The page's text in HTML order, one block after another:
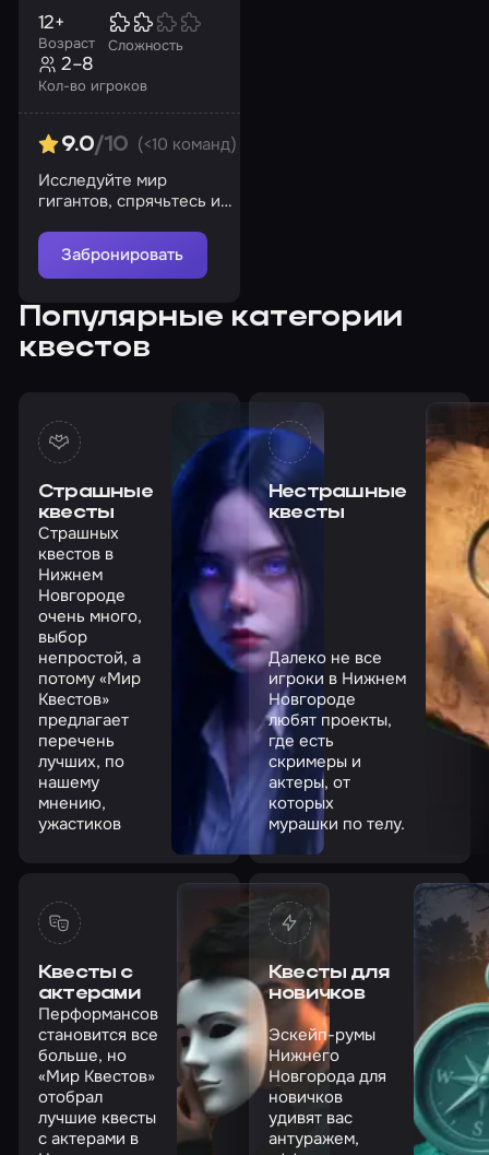
Возраст
12+
Сложность
Кол-во игроков
2–8
9.0/10 (<10 команд)
Исследуйте мир
гигантов, спрячьтесь и
Забронировать
Популярные категории
квестов
Страшные
квесты
Страшных
квестов в
Нижнем
Новгороде
очень много,
выбор
непростой, а
потому «Мир
Квестов»
предлагает
перечень
лучших, по
нашему
мнению,
ужастиков
Нестрашные
квесты
Далеко не все
игроки в Нижнем
Новгороде
любят проекты,
где есть
скримеры и
актеры, от
которых
мурашки по телу.
Квесты с
актерами
Перформансов
становится все
больше, но
«Мир Квестов»
отобрал
лучшие квесты
с актерами в
Квесты для
новичков
Эскейп-румы
Нижнего
Новгорода для
новичков
удивят вас
антуражем,